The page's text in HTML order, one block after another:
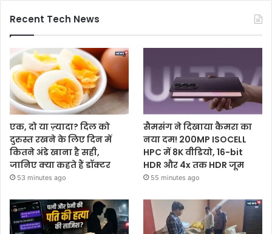
Recent Tech News
एक, दो या ज़्यादा? दिल को
दुरुस्त रखने के लिए दिन में
कितने अंडे खाना है सही,
जानिए क्या कहते हैं डॉक्टर
53 minutes ago
सैमसंग ने दिखाया कैमरा का
नया दम! 200MP ISOCELL
HPC में 8K वीडियो, 16-bit
HDR और 4x तक HDR जूम
55 minutes ago